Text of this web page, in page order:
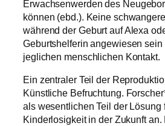
Erwachsenwerden des
können (ebd.). Keine
während der Geburt auf Alexa
Geburtshelferin angewiesen
jeglichen menschlichen Kontakt.
Ein zentraler Teil der
Künstliche Befruchtung.
als wesentlichen Teil der Lösung
Kinderlosigkeit in der Zukunft